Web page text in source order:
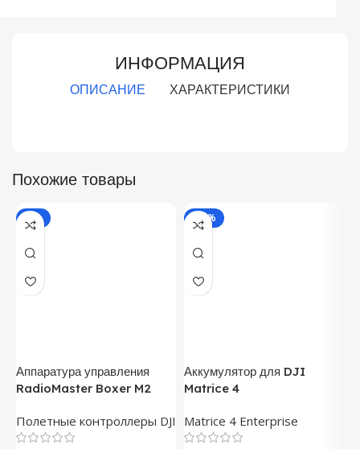
ИНФОРМАЦИЯ
ОПИСАНИЕ ХАРАКТЕРИСТИКИ
Похожие товары
-4%
Аппаратура управления
RadioMaster Boxer M2
Полетные контроллеры DJI
-40%
Аккумулятор для DJI
Matrice 4
Matrice 4 Enterprise